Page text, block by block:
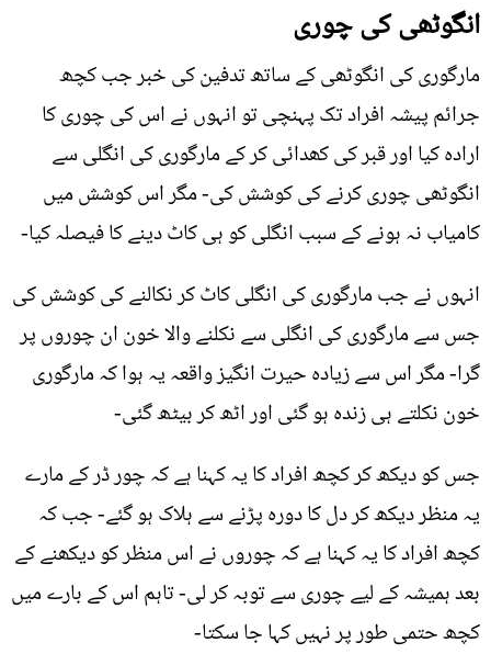
انگوٹھی کی چوری
مارگوری کی انگوٹھی کے ساتھ تدفین کی خبر جب کچھ
جرائم پیشہ افراد تک پہنچی تو انہوں نے اس کی چوری کا
ارادہ کیا اور قبر کی کھدائی کر کے مارگوری کی انگلی سے
انگوٹھی چوری کرنے کی کوشش کی- مگر اس کوشش میں
کامیاب نہ ہونے کے سبب انگلی کو ہی کاٹ دینے کا فیصلہ کیا-
انہوں نے جب مارگوری کی انگلی کاٹ کر نکالنے کی کوشش کی
جس سے مارگوری کی انگلی سے نکلنے والا خون ان چوروں پر
گرا- مگر اس سے زيادہ حیرت انگیز واقعہ یہ ہوا کہ مارگوری
خون نکلتے ہی زندہ ہو گئی اور اٹھ کر بیٹھ گئی-
جس کو دیکھ کر کچھ افراد کا یہ کہنا ہے کہ چور ڈر کے مارے
یہ منظر دیکھ کر دل کا دورہ پڑنے سے ہلاک ہو گئے- جب کہ
کچھ افراد کا یہ کہنا ہے کہ چوروں نے اس منظر کو دیکھنے کے
بعد ہمیشہ کے لیے چوری سے توبہ کر لی- تاہم اس کے بارے میں
کچھ حتمی طور پر نہیں کہا جا سکتا-